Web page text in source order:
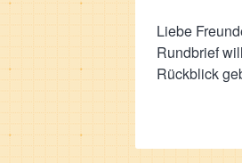
Liebe
Rundbrief
Rückblick